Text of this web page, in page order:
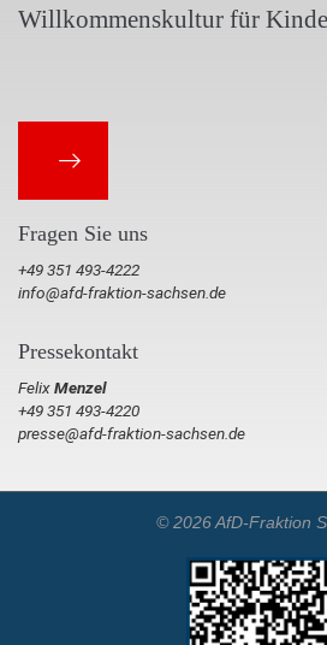
Willkommenskultur für
Fragen Sie uns
+49 351 493-4222
info@afd-fraktion-sachsen.de
Pressekontakt
FelixMenzel
+49 351 493-4220
presse@afd-fraktion-sachsen.de
© 2026 AfD-Fraktion